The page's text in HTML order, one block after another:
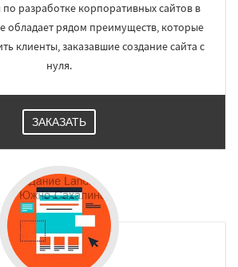
разработке корпоративных сайтов в
обладает рядом преимуществ, которые
клиенты, заказавшие создание сайта с
нуля.
ЗАКАЗАТЬ